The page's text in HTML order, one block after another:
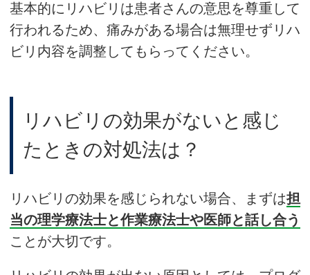
基本的にリハビリは患者さんの意思を尊重して
行われるため、痛みがある場合は無理せずリハ
ビリ内容を調整してもらってください。
リハビリの効果がないと感じ
たときの対処法は？
リハビリの効果を感じられない場合、まずは担
当の理学療法士と作業療法士や医師と話し合う
ことが大切です。